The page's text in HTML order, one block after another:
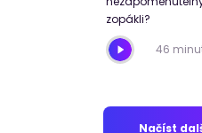
zopákli?
46
Načíst